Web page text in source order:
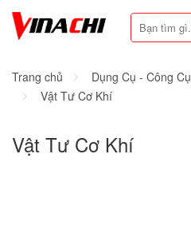
Trang chủ Dụng Cụ - Công Cụ
Vật Tư Cơ Khí
Vật Tư Cơ Khí